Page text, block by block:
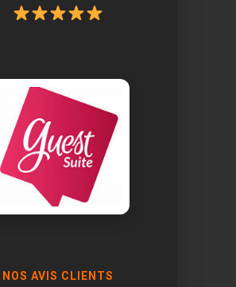
NOS AVIS CLIENTS